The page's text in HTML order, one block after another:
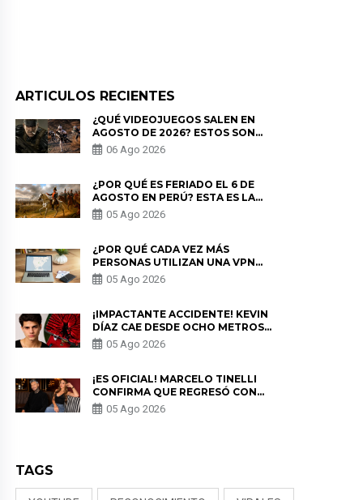
ARTICULOS RECIENTES
¿QUÉ VIDEOJUEGOS SALEN EN
AGOSTO DE 2026? ESTOS SON
LOS ESTRENOS MÁS ESPERADOS
06 Ago 2026
¿POR QUÉ ES FERIADO EL 6 DE
AGOSTO EN PERÚ? ESTA ES LA
HISTORIA
05 Ago 2026
¿POR QUÉ CADA VEZ MÁS
PERSONAS UTILIZAN UNA VPN
PARA PROTEGER SU
PRIVACIDAD?
05 Ago 2026
¡IMPACTANTE ACCIDENTE! KEVIN
DÍAZ CAE DESDE OCHO METROS
EN “ESTO ES GUERRA” Y GENERA
PREOCUPACIÓN
05 Ago 2026
¡ES OFICIAL! MARCELO TINELLI
CONFIRMA QUE REGRESÓ CON
MILETT FIGUEROA: “EL AMOR
PUDO MÁS”
05 Ago 2026
TAGS